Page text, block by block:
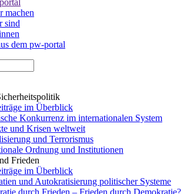
machen
sind
dem pw-portal
im Überblick
Konkurrenz im internationalen System
und Krisen weltweit
und Terrorismus
Ordnung und Institutionen
Frieden
im Überblick
und Autokratisierung politischer Systeme
durch Frieden – Frieden durch Demokratie?